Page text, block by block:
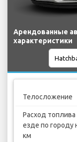
Арендованные
характеристики
Телосложение
Расход топлива
езде по городу
км